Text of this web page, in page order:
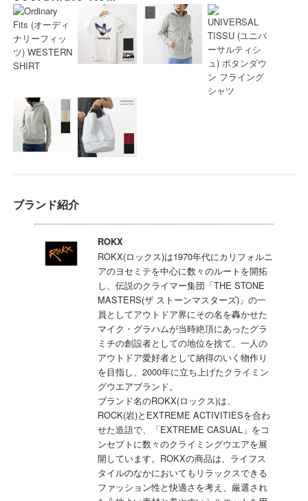
ブランド紹介
ROKX
ROKX(ロックス)は1970年代にカリフォルニ
アのヨセミテを中心に数々のルートを開拓
し、伝説のクライマー集団「THE STONE
MASTERS(ザ ストーンマスターズ)」の一
員としてアウトドア界にその名を轟かせた
マイク・グラハムが当時絶頂にあったグラ
ミチの創設者としての地位を捨て、一人の
アウトドア愛好者として納得のいく物作り
を目指し、2000年に立ち上げたクライミン
グウエアブランド。
ブランド名のROKX(ロックス)は、
ROCK(岩)とEXTREME ACTIVITIESを合わ
せた造語で、「EXTREME CASUAL」をコ
ンセプトに数々のクライミングウエアを展
開しています。ROKXの商品は、ライフス
タイルのなかにおいてもリラックスできる
ファッション性と快適さを考え、厳選され